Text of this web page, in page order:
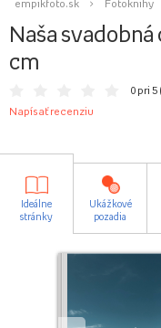
empikfoto.sk Fotoknihy
Naša
cm
0 pri 5
Napísať recenziu
Ideálne
stránky
Ukážkové
pozadia